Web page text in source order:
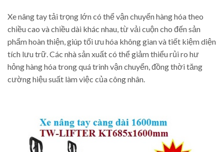
Xe nâng tay tải trọng lớn có thể vận chuyển hàng hóa theo
chiều cao và chiều dài khác nhau, từ vải cuộn cho đến sản
phẩm hoàn thiện, giúp tối ưu hóa không gian và tiết kiệm diện
tích lưu trữ. Các nhà sản xuất có thể giảm thiểu rủi ro hư
hỏng hàng hóa trong quá trình vận chuyển, đồng thời tăng
cường hiệu suất làm việc của công nhân.